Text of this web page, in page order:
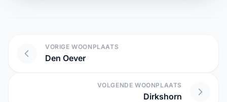
VORIGE WOONPLAATS
Den Oever
VOLGENDE WOONPLAATS
Dirkshorn